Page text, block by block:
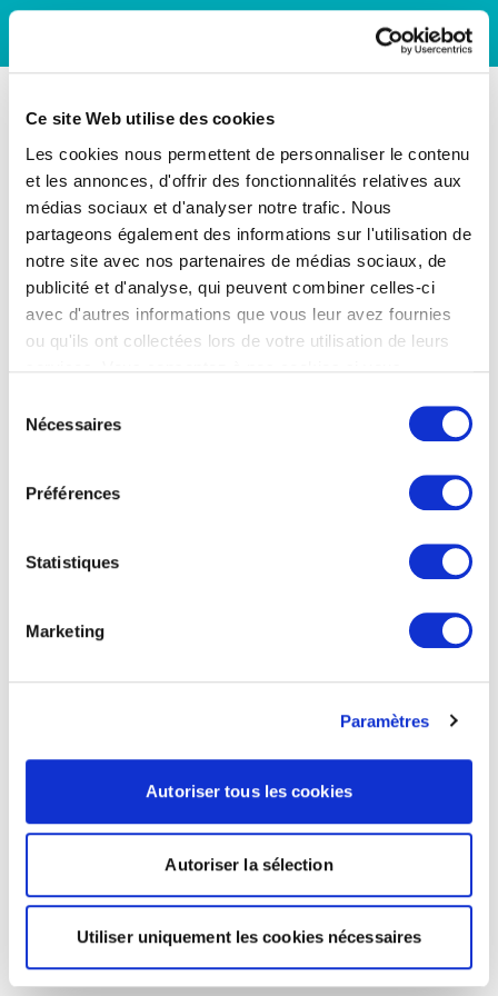
Ce site Web utilise des cookies
Les cookies nous permettent de personnaliser le contenu
et les annonces, d'offrir des fonctionnalités relatives aux
médias sociaux et d'analyser notre trafic. Nous
partageons également des informations sur l'utilisation de
notre site avec nos partenaires de médias sociaux, de
publicité et d'analyse, qui peuvent combiner celles-ci
avec d'autres informations que vous leur avez fournies
ou qu'ils ont collectées lors de votre utilisation de leurs
Nécessaires
Préférences
Statistiques
Marketing
Paramètres
Autoriser tous les cookies
Autoriser la sélection
Utiliser uniquement les cookies nécessaires